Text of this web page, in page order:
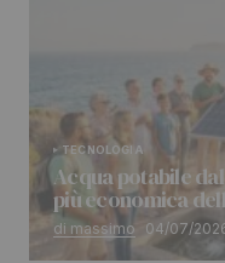
TECNOLOGIA
Acqua potabile
più economica
di massimo 04/07/